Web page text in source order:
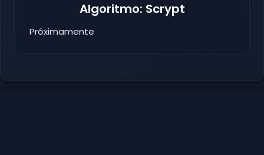
Algoritmo: Scrypt
Próximamente